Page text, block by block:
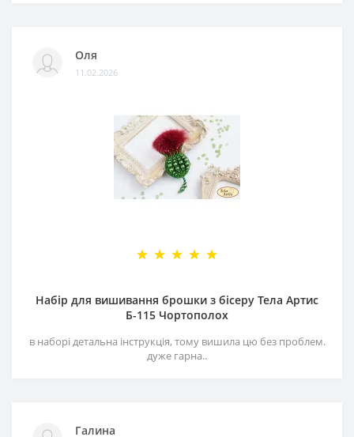
Оля
11.02.2026
Набір для вишивання брошки з бісеру Тела Артис
Б-115 Чортополох
в наборі детальна інструкція, тому вишила цю без проблем.
дуже гарна..
Галина